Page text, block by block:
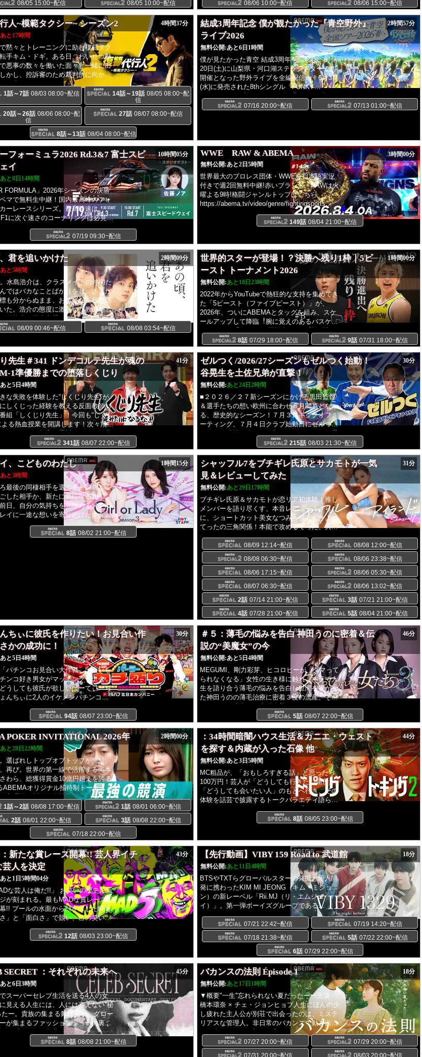
一方の聖司も順風満帆ではなかっ
、もどかしい日々を送っていたが、
ての支えも同じく雫であった。ある
事で大きなミスをしてしまい、仕事
らを取るか選択を迫られる。答えを
向かった先は―――。
は、鈴さんにとって昔の恋人・妙子と
い出の場所。そこで鈴さんは妙子の
五月みどり)と偶然出会い、妙子がす
ていることを知る。しかもリゾート
妙子の墓がなくなってしまうという
08/05 15:00~配信 08/05 10:00~配信
らさあ大変。鈴さんの心配をよそに、浜崎家へ
入りびたるようになった和彦は、浜ちゃんのポ
ン友、八郎(中本賢)の妹・町子(佐野量子)に一目
惚れ。周囲の反対を振り切り、和歌山のとある
港町へ逃避行。俄然、話はややこしくなる。責
任を感じた2人は、釣りの準備も怠りなく急い
で和歌山へ行くが...。
08/06 10:00~配信 08/06 15:00~配信
人~模範タクシー~ シーズン2
4時間37分
あと17時間
黙々とトレーニングに励む模範タク
手キム・ドギ。ある日、わいせつ動
悪事の数々を働いた面々と一緒に出
かし、控訴審のため裁判所に向かう
た車にアクシデントが...。
1話～7話 08/03 08:00~配信 14話～19話 08/05 08:00~配
信
20話～26話 08/06 08:00~配
信
27話 08/07 08:00~配信
8話～13話 08/04 08:00~配信
結成3周年記念 僕が観たかった『青空野外』
ライブ2026
2時間57分
無料公開:あと6日1時間
僕が見たかった青空 結成3周年を記念し、6月
20日(土)に山梨県・河口湖ステラシアターで初
開催となった野外ライブを全編配信！！6月3日
(水)に発売された8thシングル「FUNKY
ォーマンス披露8月30日(日)には「アオゾラサマ
07/16 20:00~配信 07/13 01:00~配信
フォーミュラ2026 Rd.3&7 富士スピ
イ
10時間05分
あと8日14時間
FORMULA」2026年シーズンの決勝
マで無料生中継！国内最高峰のフォ
ーレースシリーズ。最高時速は
に次ぐ速さのコーナリングは必見！
07/19 09:30~配信
WWE RAW & ABEMA
3時間00分
無料公開:あと2日5時間
世界最大のプロレス団体・WWEを日本語実況
付きで週2回無料中継!赤いブランド・RAWは火
曜よる9時!格闘ジャンルトップはこちら
https://abema.tv/video/genre/fightingsports
YouTube アベマプロレスチャンネルはこちら?
https://www.youtube.com/@Wrestling_ABEMA/videos
149話 08/04 21:00~配信
君を追いかけた
2時間09分
あと5時間
水島浩介は、クラスメイトの仲間た
ではバカなことばかりをし、さした
も分からぬまま、お気楽な高校生活
た。浩介の態度に激怒した教師が、
の優等生・早瀬真愛を浩介のお目付け
するまでは。真面目でお堅い真愛を疎
にとって、彼女は中学時代からの憧
だ。やがて、教科書を忘れた真愛の
介が救ったことで、2人の距離は一
ていく・・・。
08/09 00:46~配信 08/08 03:54~配信
世界的スターが登場！？決勝へ残り1枠｜5ビ
ースト トーナメント2026
1時間00分
無料公開:あと18日23時間
2022年からYouTubeで熱狂的な⽀持を集めてき
た「5ビースト（ファイブビースト）」が、
2026年、ついにABEMAとタッグを組み、スケ
ールアップして降臨︕腕に覚えのあるバスケッ
⼈の選⼿「ビースト(強敵)」に1対1の対戦で挑
み、賞⾦100万円獲得を⽬指す無差別級バスケ
ットボール企画(2022年〜5ビースト公式
YouTubeで配信)をベースに、独⾃のビジョンを
持つ監督たちが⾃らスカウトを⾏い、作り上げ
た理想のチームで今⼤会では最⾼賞⾦300万円
を懸けた「5vs5」のガチバトル・トーナメント
を開催。チームを構成する出演者には、現役B
リーガーから、シーンを牽引するバスケ系
YouTuber、さらにはSNS総フォロワー数200万
⼈超えインフルエンサーまでが参戦。プロの技
術、ストリートの創造性、そしてエンターテイ
ンメントの熱量が融合するコートで、⼀体どの
チームが頂点に⽴ち、賞⾦を掴み取るのか。
8話 07/29 18:00~配信 9話 07/31 18:00~配信
先生＃341 ドンデコルテ先生が魂の
1準優勝までの堕落しくじり
41分
あと5日4時間
な失敗を体験した“しくじり先生”が
しくじった経験を教える反面教師バ
組「しくじり先生」！今回も“しくじ
よる熱血授業を開講します！次々飛び
は先生による熱いメッセージで教室は
！
341話 08/07 22:00~配信
ゼルつく/2026/27シーズンもゼルつく始動！
谷晃生を土佐兄弟が直撃！
30分
無料公開:あと24日2時間
■２０２６／２７新シーズンにかける黒田監督
＆選手たちの想い欧州に合わせ８月開幕とな
る、歴史的なシーズン！７月３日キックオフミ
ーティング、７月４日クラブ始動日にゼルつく
手たちの生の声を聞いてきました！浦和レッズ
から新加入！松尾佑介選手もゼルつく初登
場！！！■開幕直前！クラブハウスを土佐兄弟
が突撃インタビュー！キャンプを終えた選手た
ちを土佐兄弟が突撃取材！新旧副キャプテン谷
晃生＆中山雄太が想いを激白！土佐兄弟にまさ
かの宣言も・・・北中米W杯へ帯同した徳村楓
大選手の決意＆エリキに新タオル贈呈！？■開
幕FC東京戦を１００倍楽しめる！ゼルつくマッ
チプレビュー！太田宏介がイタリアから登
J1リーグに属するFC町田ゼルビアを盛り上げる
ために生まれた、視聴者やサポーターと一緒に
つくる参加型サッカーリアリティーショー番
215話 08/03 21:30~配信
、こどものわたし
1時間15分
あと3時間
最後の同棲相手を選ぶチャンス。こ
した相手か、新たに気になる相手
日、自分の気持ちを見つめるメンバ
イに一途な想いを寄せ続けたオダミ
な選択をする。初めて会ったカフェで
今はただ、懐かしい。▼概要“35歳は婚
8話 08/02 21:00~配信
シャッフル7をブチギレ氏原とサカモトが一気
見＆レビューしてみた
31分
無料公開:あと29日17時間
ブチギレ氏原＆サカモトが恋リア初体験！推し
メンバーを語り尽くす、本音レビュー！さら
に、ショートカット美女なつみを巡る、きよと
てったの三角関係！本能で攻めるてった、大人
回。果たしてどんな結末を迎えるのか？
08/09 12:14~配信
08/08 12:00~配信
08/08 06:30~配信
08/06 23:38~配信
08/06 17:15~配信
08/06 05:30~配信
08/07 06:30~配信
08/06 13:02~配信
2話 07/14 21:00~配信 3話 07/21 21:00~配信
4話 07/28 21:00~配信 5話 08/04 21:00~配信
んちぃに彼氏を作りたい！お見合い作
かの成功に！
30分
あと5日4時間
パチンコお見合い大作戦」出会いを
ンコ好き男女がマッチング！出会い
うしても彼氏が欲しいぱーてぃーち
んちぃに2人のイケメンパチンコ演
るのか！？さらに「ABEMAパチンコ
では、"姉の彼氏と結婚したギャ
介！提供：マルハン北日本カンパニー
94話 08/07 23:00~配信
＃５：薄毛の悩みを告白 神田うのに密着＆伝
説の“美魔女”の今
46分
無料公開:あと5日4時間
MEGUMI、剛力彩芽、ヒコロヒーが「ダマって
られなくなる」女性の生き様に触れ、本音で人
生を語り合う薄毛の悩みを告白し世間を驚かせ
た神田うのの薄毛治療に密着３度の流産、そし
００年代後半の美魔女ブームから約１５年当時
注目を浴びた“美魔女”はまだ美しいままなのか
5話 08/07 22:00~配信
POKER INVITATIONAL 2026年
2時間00分
あと28日22時間
選ばれしトップオブトップが集結。
再び。世界の第一線で活躍する岡本
わら、総獲得賞金10億円超えを誇る
ABEMAオリジナル招待制トーナメン
の心理戦を制し、優勝賞金1,000万円
るのは一体誰だ？一度敗れたら即終了
トリー不可・一発勝負」。ABEMA
れない、最強8名が一同に会する究
ンドスポーツが幕を開ける。前回王者
たすのか、屈辱を晴らすリベンジ劇
のか。あるいは新時代を築くニュー
が誕生するのか。一瞬のバリュー、そ
。一手の決断が運命を分ける。今シ
レイヤー本人によるリアルタイムの
を実施。なぜあの局面でベットしたの
ような思考で相手をリーディングした
レベルのスキルと思考ー。張り詰め
の裏側にあった驚愕のロジックが明
1話～2話 08/08 17:00~配信 1話 08/01 06:00~配信
2話 08/01 22:00~配信 3話 08/08 22:00~配信
07/18 22:00~配信
：34時間暗闇ハウス生活＆カニエ・ウェスト
を探す＆内蔵が入った石像 他
44分
無料公開:あと3日5時間
MC粗品が、「おもしろすぎる話」と思ったら
100万円！芸人が「どうしても行きたい場所」
「どうしても会いたい人」のもとへ行き、その
体験を話芸で披露するトークバラエティ語られ
けに用意した初出しトーク！ロングコートダデ
ーキ 土岡「占い師が占ってもらう占い師とは」
レイザーラモンRG「カニエ・ウェストを捜
索」
8話 08/05 23:00~配信
新たな賞レース開幕!! 芸人界イチ
人を決定
43分
あと1日5時間04分
な芸人は俺だ!!」 お笑いの歴史に新
が刻まれる。最もMADな賞レースが
!! プールの水面から顔を出した瞬間
」と「面白さ」で競い、己の笑いの
勝利は誰の手に…!?
12話 08/03 23:00~配信
【先行動画】VIBY 159 Road to 武道館
18分
無料公開:あと11日4時間
BTSやTXTらグローバルスターの発掘と新人開
発に携わったKIM MI JEONG（キム・ミジョ
ン）の新レーベル「Rii.MJ（リ・エムジェ
イ）」。第一弾ボーイズグループである
「VIBY（バイビー）」が、2026年8月31日(月)
に聖地・日本武道館にて DEBUT SHOWCASE
を開催！彼らの日本武道館公演までの159日間
の成長・挑戦に迫ったカウントダウンドキュメ
07/21 22:42~配信
07/19 14:20~配信
07/18 21:38~配信
5話 07/22 22:00~配信
6話 07/29 22:00~配信
SECRET ：それぞれの未来へ
45分
あと6日3時間
スーパーセレブ生活を送る4人の女
見える人生には、人には言えない”秘
たー。貴族の集まる舞踏会や、グロー
が集まるファッションショーの裏
トップレベルに学費の高いセレブスク
、限られた人しか入れない禁断の世界
8話 08/08 21:00~配信
バカンスの法則 Épisode 1
18分
無料公開:あと17日1時間
▼概要"一生"忘れられない夏だったーー主演・
橋本環奈 × チェ・ジョンヒョプ人生にほんの少
し疲れた主人公が別荘で出会ったのは、ミステ
リアスな管理人。非日常のバカンスで動き出
す、楽しい日々と切ない恋のゆくえ......少女漫
画界の巨匠・東村アキコが原作・脚本・監督と
して手掛けるひと夏の「デトックス・ロマン
07/27 20:00~配信
07/29 20:00~配信
07/31 20:00~配信
08/03 20:00~配信